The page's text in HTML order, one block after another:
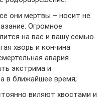
они мертвы – носит не
Огромное
на вас и вашу семью.
хворь и кончина
авария.
экстрима и
в ближайшее время;
виляют хвостами и